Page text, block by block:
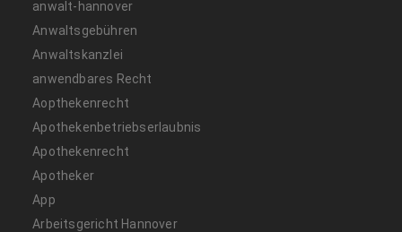
anwalt-hannover
Anwaltsgebühren
Anwaltskanzlei
anwendbares Recht
Aopthekenrecht
Apothekenbetriebserlaubnis
Apothekenrecht
Apotheker
App
Arbeitsgericht Hannover